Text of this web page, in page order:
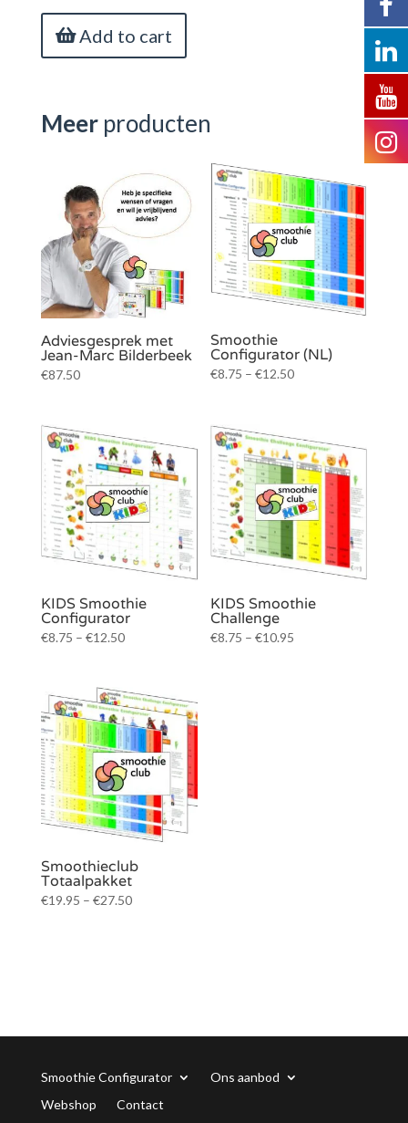
quantity
Add to cart
Meerproducten
Adviesgesprek met
Jean-Marc Bilderbeek
€87.50
Smoothie
Configurator (NL)
€8.75 –€12.50
KIDS Smoothie
Configurator
€8.75 – €12.50
KIDS Smoothie
Challenge
€8.75 –€10.95
Smoothieclub
Totaalpakket
€19.95 – €27.50
Smoothie Configurator
Ons aanbod
Webshop
Contact